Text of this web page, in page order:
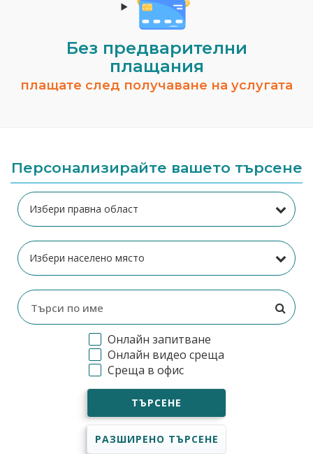
Без предварителни
плащания
плащате след получаване на услугата
Персонализирайте вашето търсене
Онлайн запитване
Онлайн видео среща
Среща в офис
ТЪРСЕНЕ
РАЗШИРЕНО ТЪРСЕНЕ